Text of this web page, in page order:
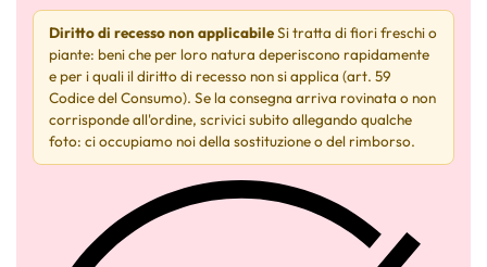
Diritto di recesso non applicabileSi tratta di fiori freschi o
piante: beni che per loro natura deperiscono rapidamente
e per i quali il diritto di recesso non si applica (art. 59
Codice del Consumo). Se la consegna arriva rovinata o non
corrisponde all'ordine, scrivici subito allegando qualche
foto: ci occupiamo noi della sostituzione o del rimborso.